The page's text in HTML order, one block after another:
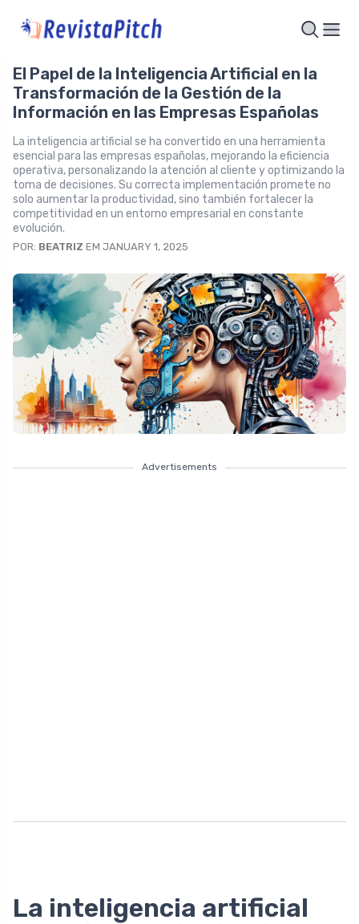
El Papel de la Inteligencia Artificial en la
Transformación de la Gestión de la
Información en las Empresas Españolas
La inteligencia artificial se ha convertido en una herramienta
esencial para las empresas españolas, mejorando la eficiencia
operativa, personalizando la atención al cliente y optimizando la
toma de decisiones. Su correcta implementación promete no
solo aumentar la productividad, sino también fortalecer la
competitividad en un entorno empresarial en constante
evolución.
POR: BEATRIZ EM JANUARY 1, 2025
Advertisements
La inteligencia artificial